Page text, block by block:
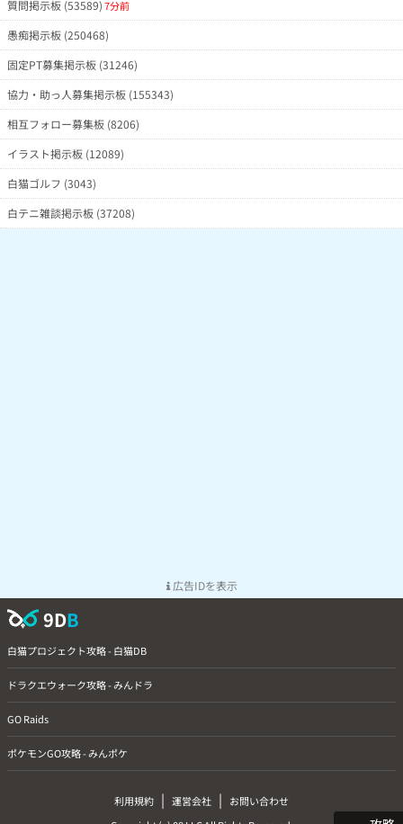
質問掲示板 (53589)7分前
愚痴掲示板 (250468)
固定PT募集掲示板 (31246)
協力・助っ人募集掲示板 (155343)
相互フォロー募集板 (8206)
イラスト掲示板 (12089)
白猫ゴルフ (3043)
白テニ雑談掲示板 (37208)
広告IDを表示
9DB
白猫プロジェクト攻略 - 白猫DB
ドラクエウォーク攻略 - みんドラ
GO Raids
ポケモンGO攻略 - みんポケ
利用規約 | 運営会社 |
お問い合わせ